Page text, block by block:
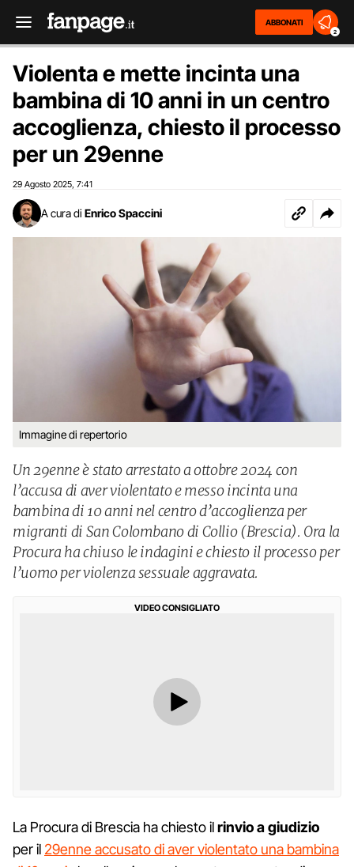
ABBONATI
2
Violenta e mette incinta una
bambina di 10 anni in un centro
accoglienza, chiesto il processo
per un 29enne
29 Agosto 2025 7:41
A cura di Enrico Spaccini
Immagine di repertorio
Un 29enne è stato arrestato a ottobre 2024 con
l’accusa di aver violentato e messo incinta una
bambina di 10 anni nel centro d’accoglienza per
migranti di San Colombano di Collio (Brescia). Ora la
Procura ha chiuso le indagini e chiesto il processo per
l’uomo per violenza sessuale aggravata.
VIDEO CONSIGLIATO
La Procura di Brescia ha chiesto ilrinvio a giudizio
per il 29enne accusato di aver violentato una bambina